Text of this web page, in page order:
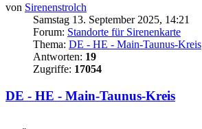
von Sirenenstrolch
Samstag 13. September 2025, 14:21
Forum: Standorte für Sirenenkarte
Thema: DE - HE - Main-Taunus-Kreis
Antworten: 19
Zugriffe: 17054
DE - HE - Main-Taunus-Kreis